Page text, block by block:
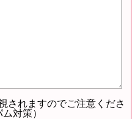
されますのでご注意くださ
対策）